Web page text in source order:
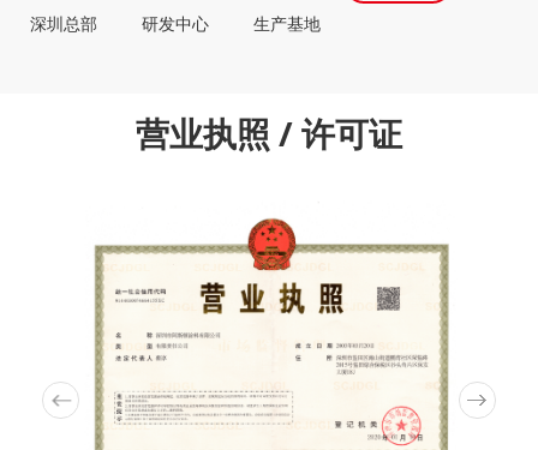
深圳总部
研发中心 生产基地
营业执照 / 许可证